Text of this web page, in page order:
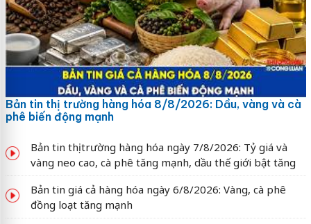
Bản tin thị trường hàng hóa 8/8/2026: Dầu, vàng và cà
phê biến động mạnh
Bản tin thị trường hàng hóa ngày 7/8/2026: Tỷ giá và
vàng neo cao, cà phê tăng mạnh, dầu thế giới bật tăng
Bản tin giá cả hàng hóa ngày 6/8/2026: Vàng, cà phê
đồng loạt tăng mạnh